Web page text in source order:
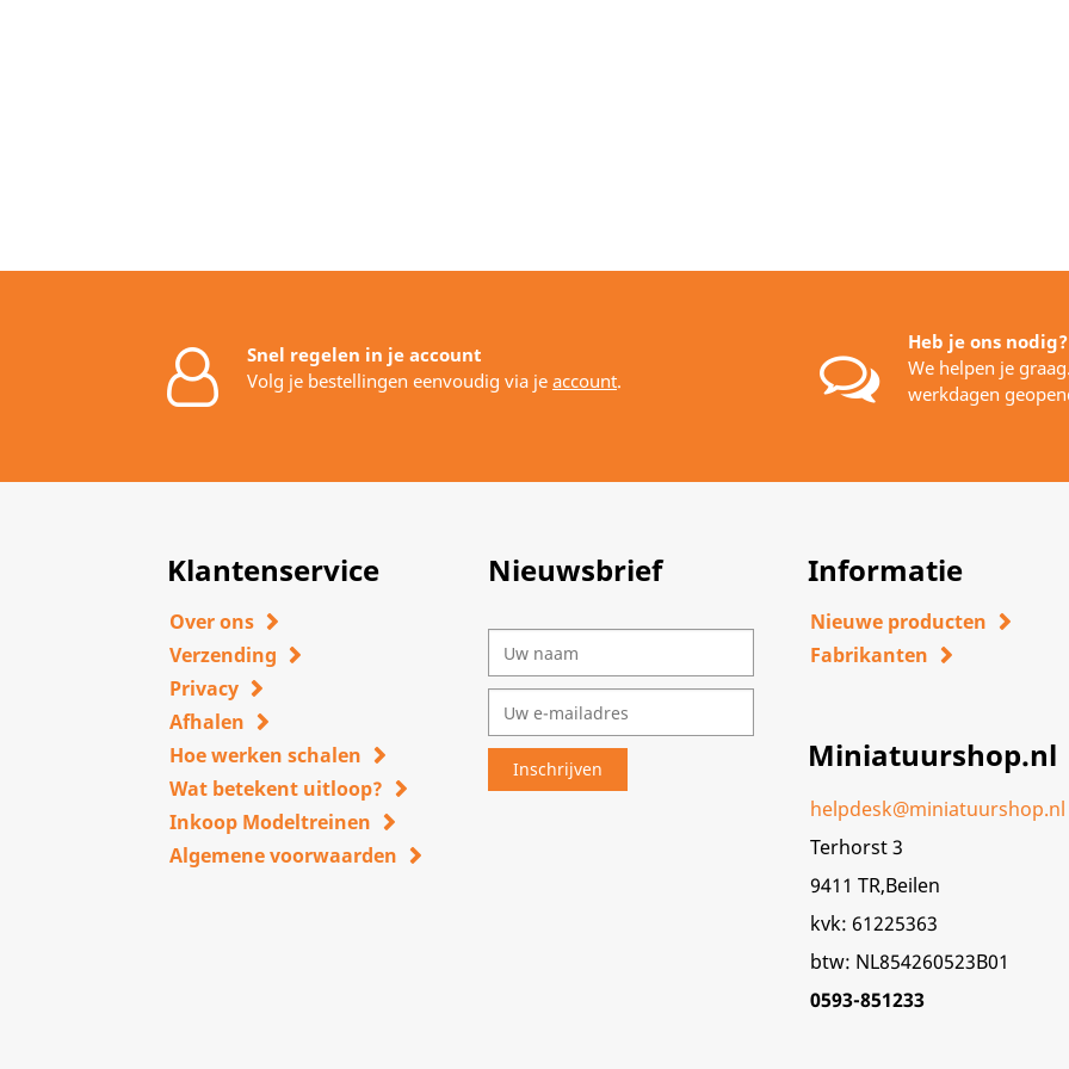
Snel regelen in je account
Volg je bestellingen eenvoudig via je account.
Heb je ons nodig?
We helpen je graag.
werkdagen
Klantenservice
Over ons
Verzending
Privacy
Afhalen
Hoe werken schalen
Wat betekent uitloop?
Inkoop Modeltreinen
Algemene voorwaarden
Nieuwsbrief Informatie
Nieuwe producten
Fabrikanten
Miniatuurshop.nl
helpdesk@miniatuurshop.nl
Terhorst 3
9411 TR,Beilen
kvk: 61225363
btw: NL854260523B01
0593-851233